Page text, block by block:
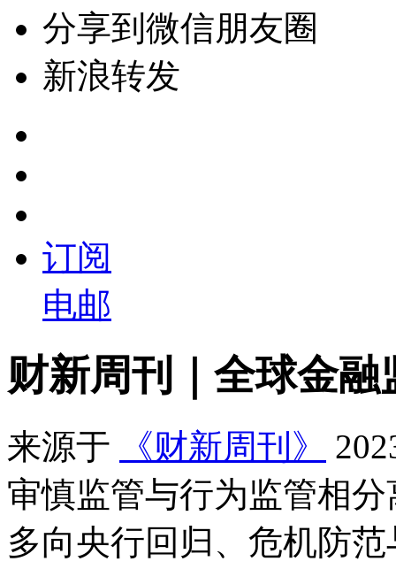
分享到微信朋友圈
新浪转发
订阅
电邮
财新周刊｜全球金
来源于 《财新周刊》
审慎监管与行为监管相
多向央行回归、危机防